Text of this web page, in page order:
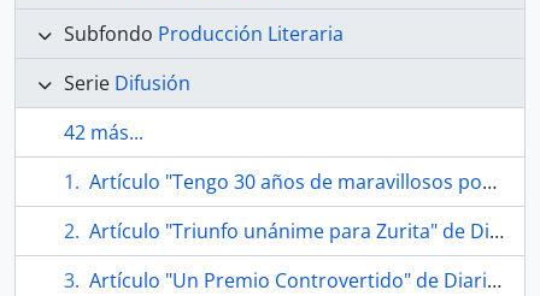
Subfondo Producción Literaria
Serie Difusión
42 más...
Artículo "Tengo 30 años de maravillosos poemas y no sólo uno al Presidente" de Diario La Tercera
Artículo "Triunfo unánime para Zurita" de Diario La Nación
Artículo "Un Premio Controvertido" de Diario El Mercurio